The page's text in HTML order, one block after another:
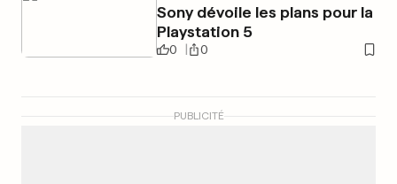
Sony dévoile les plans pour la
Playstation 5
0 0
PUBLICITÉ